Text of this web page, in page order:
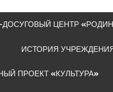
ДОСУГОВЫЙ ЦЕНТР
ИСТОРИЯ
ПРОЕКТ «КУЛЬТУРА»